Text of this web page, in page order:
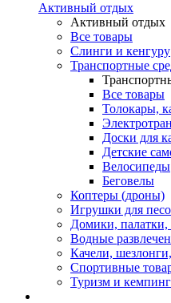
Активный отдых
Активный отдых
Все товары
Слинги и кенгуру
Транспортные
Все товары
Толокары,
Доски для
Детские
Велосипеды
Беговелы
Коптеры (дроны)
Игрушки для
Домики, палатки,
Водные
Качели,
Спортивные
Туризм и кемпинг